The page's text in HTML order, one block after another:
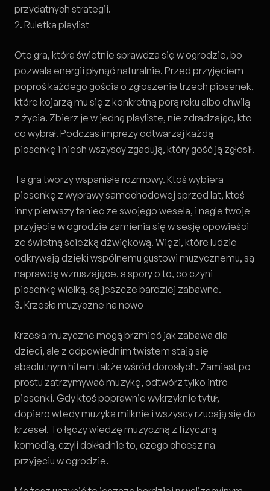
przydatnych strategii.
2. Ruletka playlist
Oto gra, która świetnie sprawdza się w ogrodzie, bo
pozwala energii płynąć naturalnie. Przed przyjęciem
poproś każdego gościa o zgłoszenie trzech piosenek,
które kojarzą mu się z konkretną porą roku albo chwilą
z życia. Zbierz je w jedną playlistę, nie zdradzając, kto
co wybrał. Podczas imprezy odtwarzaj każdą
piosenkę i niech wszyscy zgadują, który gość ją zgłosił.
Ta gra tworzy wspaniałe rozmowy. Ktoś wybiera
piosenkę z wyprawy samochodowej sprzed lat, ktoś
inny pierwszy taniec ze swojego wesela, i nagle twoje
przyjęcie w ogrodzie zamienia się w sesję opowieści
ze świetną ścieżką dźwiękową. Więzi, które ludzie
odkrywają dzięki wspólnemu gustowi muzycznemu, są
naprawdę wzruszające, a spory o to, co czyni
piosenkę wielką, są jeszcze bardziej zabawne.
3. Krzesła muzyczne na nowo
Krzesła muzyczne mogą brzmieć jak zabawa dla
dzieci, ale z odpowiednim twistem stają się
absolutnym hitem także wśród dorosłych. Zamiast po
prostu zatrzymywać muzykę, odtwórz tylko intro
piosenki. Gdy ktoś poprawnie wykrzyknie tytuł,
dopiero wtedy muzyka milknie i wszyscy rzucają się do
krzeseł. To łączy wiedzę muzyczną z fizyczną
komedią, czyli dokładnie to, czego chcesz na
przyjęciu w ogrodzie.